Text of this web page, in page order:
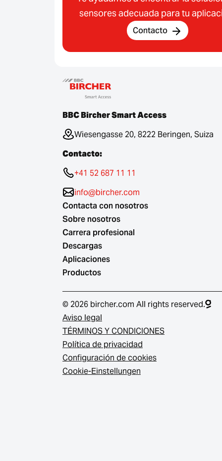
sensores adecuada para tu
Contacto
BBC Bircher Smart Access
Wiesengasse 20, 8222 Beringen, Suiza
Contacto:
+41 52 687 11 11
info@bircher.com
Contacta con nosotros
Sobre nosotros
Carrera profesional
Descargas
Aplicaciones
Productos
© 2026 bircher.com All rights reserved.
Aviso legal
TÉRMINOS Y CONDICIONES
Política de privacidad
Configuración de cookies
Cookie-Einstellungen